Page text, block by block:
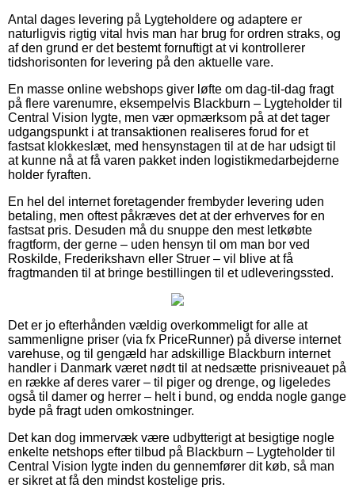
Antal dages levering på Lygteholdere og adaptere er
naturligvis rigtig vital hvis man har brug for ordren straks, og
af den grund er det bestemt fornuftigt at vi kontrollerer
tidshorisonten for levering på den aktuelle vare.
En masse online webshops giver løfte om dag-til-dag fragt
på flere varenumre, eksempelvis Blackburn – Lygteholder til
Central Vision lygte, men vær opmærksom på at det tager
udgangspunkt i at transaktionen realiseres forud for et
fastsat klokkeslæt, med hensynstagen til at de har udsigt til
at kunne nå at få varen pakket inden logistikmedarbejderne
holder fyraften.
En hel del internet foretagender frembyder levering uden
betaling, men oftest påkræves det at der erhverves for en
fastsat pris. Desuden må du snuppe den mest letkøbte
fragtform, der gerne – uden hensyn til om man bor ved
Roskilde, Frederikshavn eller Struer – vil blive at få
fragtmanden til at bringe bestillingen til et udleveringssted.
Det er jo efterhånden vældig overkommeligt for alle at
sammenligne priser (via fx PriceRunner) på diverse internet
varehuse, og til gengæld har adskillige Blackburn internet
handler i Danmark været nødt til at nedsætte prisniveauet på
en række af deres varer – til piger og drenge, og ligeledes
også til damer og herrer – helt i bund, og endda nogle gange
byde på fragt uden omkostninger.
Det kan dog immervæk være udbytterigt at besigtige nogle
enkelte netshops efter tilbud på Blackburn – Lygteholder til
Central Vision lygte inden du gennemfører dit køb, så man
er sikret at få den mindst kostelige pris.